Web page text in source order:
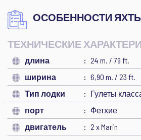
ОСОБЕННОСТИ
ТЕХНИЧЕСКИЕ
длина
24 m. / 79 ft.
ширина
6,90 m. / 23 ft.
Тип лодки
Гулеты
порт
Фетхие
двигатель
2 x Marin